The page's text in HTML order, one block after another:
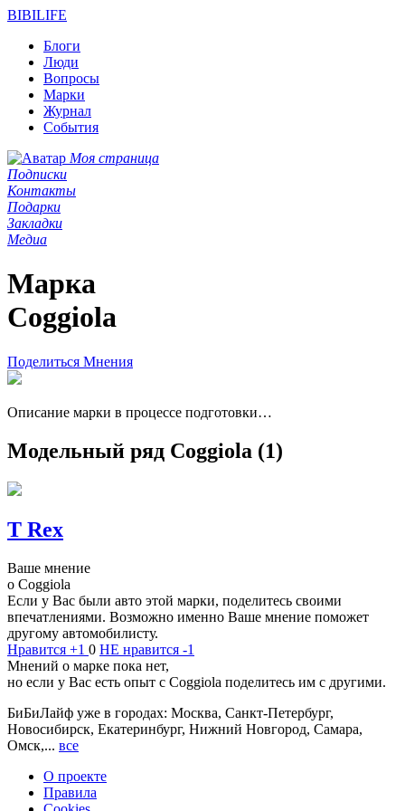
BIBILIFE
Блоги
Люди
Вопросы
Марки
Журнал
События
Моя страница
Подписки
Контакты
Подарки
Закладки
Медиа
Марка
Coggiola
Поделиться Мнения
Описание марки в процессе подготовки…
Модельный ряд Coggiola (1)
T Rex
Ваше мнение
о Coggiola
Если у Вас были авто этой марки, поделитесь своими
впечатлениями. Возможно именно Ваше мнение поможет
другому автомобилисту.
Нравится +1 0 НЕ нравится -1
Мнений о марке пока нет,
но если у Вас есть опыт с Coggiola поделитесь им с другими.
БиБиЛайф уже в городах: Москва, Санкт-Петербург,
Новосибирск, Екатеринбург, Нижний Новгород, Самара,
Омск,... все
О проекте
Правила